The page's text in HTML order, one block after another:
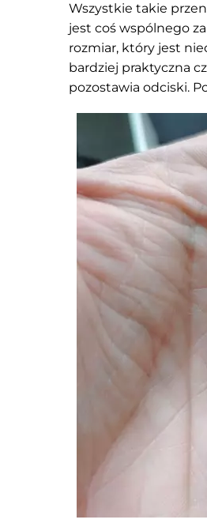
Wszystkie takie
jest coś wspólnego
rozmiar, który jest
bardziej praktyczna
pozostawia odciski.